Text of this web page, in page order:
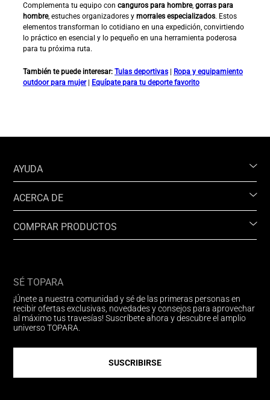
Complementa tu equipo con canguros para hombre, gorras para
hombre, estuches organizadores y morrales especializados. Estos
elementos transforman lo cotidiano en una expedición, convirtiendo
lo práctico en esencial y lo pequeño en una herramienta poderosa
para tu próxima ruta.
También te puede interesar: Tulas deportivas
Ropa y equipamiento
outdoor para mujer| Equípate para tu deporte favorito
AYUDA
ACERCA DE
COMPRAR PRODUCTOS
SÉ TOPARA
¡Únete a nuestra comunidad y sé de las primeras personas en
recibir ofertas exclusivas, novedades y consejos para aprovechar
al máximo tus travesías! Suscríbete ahora y descubre el amplio
universo TOPARA.
SUSCRIBIRSE